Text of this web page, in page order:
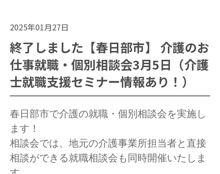
2025年01月27日
終了しました【春日部市】 介護のお
仕事就職・個別相談会3月5日（介護
士就職支援セミナー情報あり！）
春日部市で介護の就職・個別相談会を実施し
ます！
相談会では、地元の介護事業所担当者と直接
相談ができる就職相談会も同時開催いたしま